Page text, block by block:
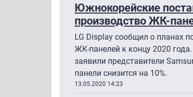
Южнокорейские
производство ЖК-
LG Display сообщил о планах
ЖК-панелей к концу 2020
заявили представители
панели снизится на 10%.
13.05.2020 14:23